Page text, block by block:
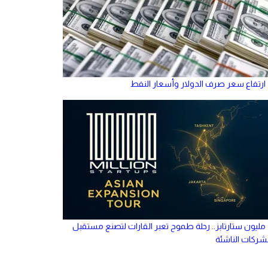
ارتفاع سعر صرف الدولار وأسعار النفط
مليون ستارتابز.. رحلة طموح تعبر القارات لتصنع مستقبل
الناشئة